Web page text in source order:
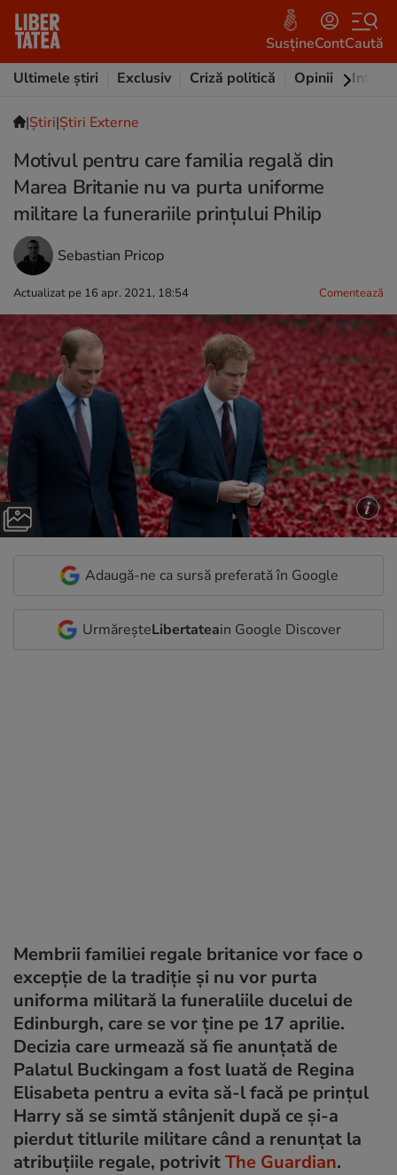
SusțineContCaută
Ultimele știri
Exclusiv Criză politică Opinii
|Ştiri|Știri Externe
Motivul pentru care familia regală din
Marea Britanie nu va purta uniforme
militare la funerariile prințului Philip
Sebastian Pricop
Actualizat pe 16 apr. 2021, 18:54 Comentează
Adaugă-ne ca sursă preferată în Google
UrmăreșteLibertateain Google Discover
Membrii familiei regale britanice vor face o
excepție de la tradiție și nu vor purta
uniforma militară la funeraliile ducelui de
Edinburgh, care se vor ține pe 17 aprilie.
Decizia care urmează să fie anunțată de
Palatul Buckingam a fost luată de Regina
Elisabeta pentru a evita să-l facă pe prințul
Harry să se simtă stânjenit după ce și-a
pierdut titlurile militare când a renunțat la
atribuțiile regale, potrivitThe Guardian.